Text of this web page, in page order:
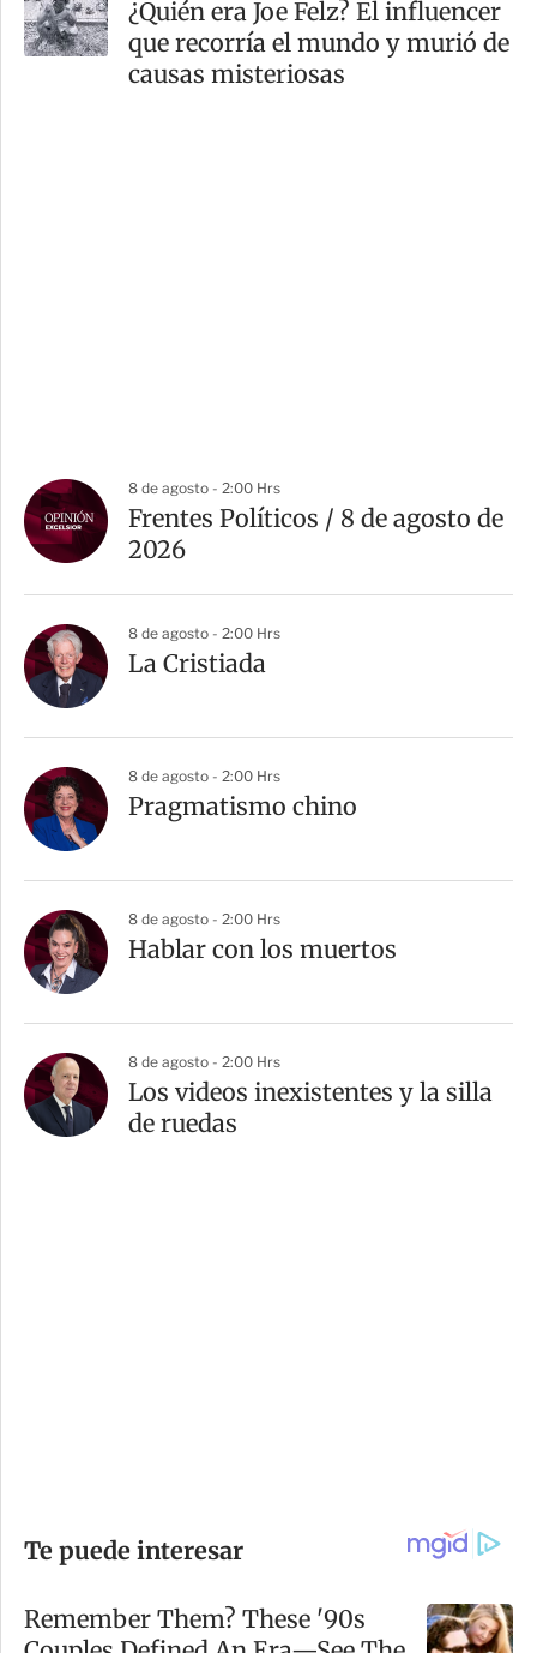
¿Quién era Joe Felz? El influencer
que recorría el mundo y murió de
causas misteriosas
8 de agosto - 2:00 Hrs
Frentes Políticos / 8 de agosto de
2026
8 de agosto - 2:00 Hrs
La Cristiada
8 de agosto - 2:00 Hrs
Pragmatismo chino
8 de agosto - 2:00 Hrs
Hablar con los muertos
8 de agosto - 2:00 Hrs
Los videos inexistentes y la silla
de ruedas